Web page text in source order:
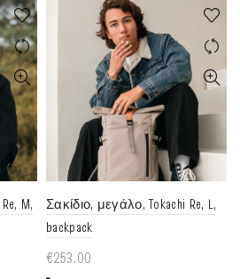
πολλαπλές
παραλλαγές.
Οι
επιλογές
μπορούν
να
επιλεγούν
στη
σελίδα
του
προϊόντος
M,
Σακίδιο, μεγάλο, Tokachi Re, L,
backpack
€253.00